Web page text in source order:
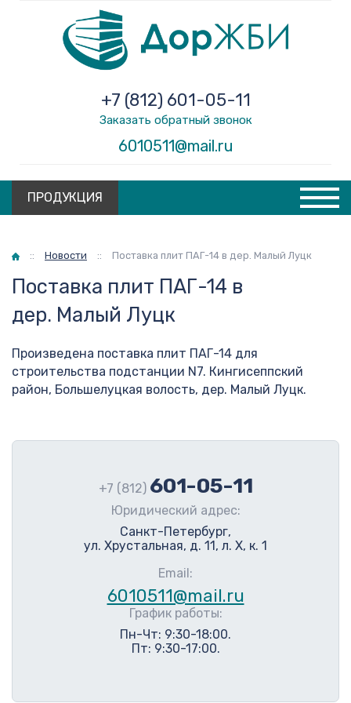
6010511@mail.ru
+7 (812) 601-05-11
Заказать обратный звонок
ПРОДУКЦИЯ
Главная
:: Новости :: Поставка плит ПАГ-14 в дер. Малый Луцк
Поставка плит ПАГ-14 в
дер. Малый Луцк
Произведена поставка плит ПАГ-14 для
строительства подстанции N7. Кингисеппский
район, Большелуцкая волость, дер. Малый Луцк.
+7 (812) 601-05-11
Юридический адрес:
Санкт-Петербург,
ул. Хрустальная, д. 11, л. Х, к. 1
Email:
6010511@mail.ru
График работы:
Пн-Чт: 9:30-18:00.
Пт: 9:30-17:00.